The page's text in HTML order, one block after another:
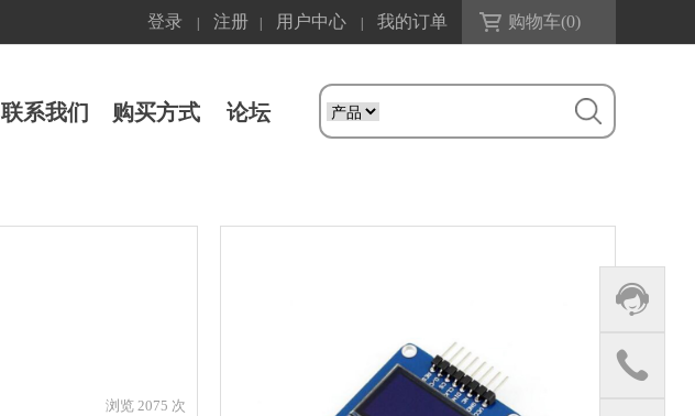
登录 注册 用户中心 我的订单 购物车(0)
联系我们 购买方式 论坛
浏览 2075 次